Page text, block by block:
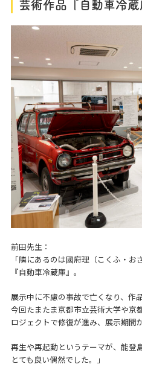
芸術作品『 自動車冷蔵
前田先生：
「隣にあるのは國府理（こくふ・
『自動車冷蔵庫』。
展示中に不慮の事故で亡くなり、作
今回たまたま京都市立芸術大学や京
ロジェクトで修復が進み、展示期間
再生や再起動というテーマが、能登
とても良い偶然でした。」